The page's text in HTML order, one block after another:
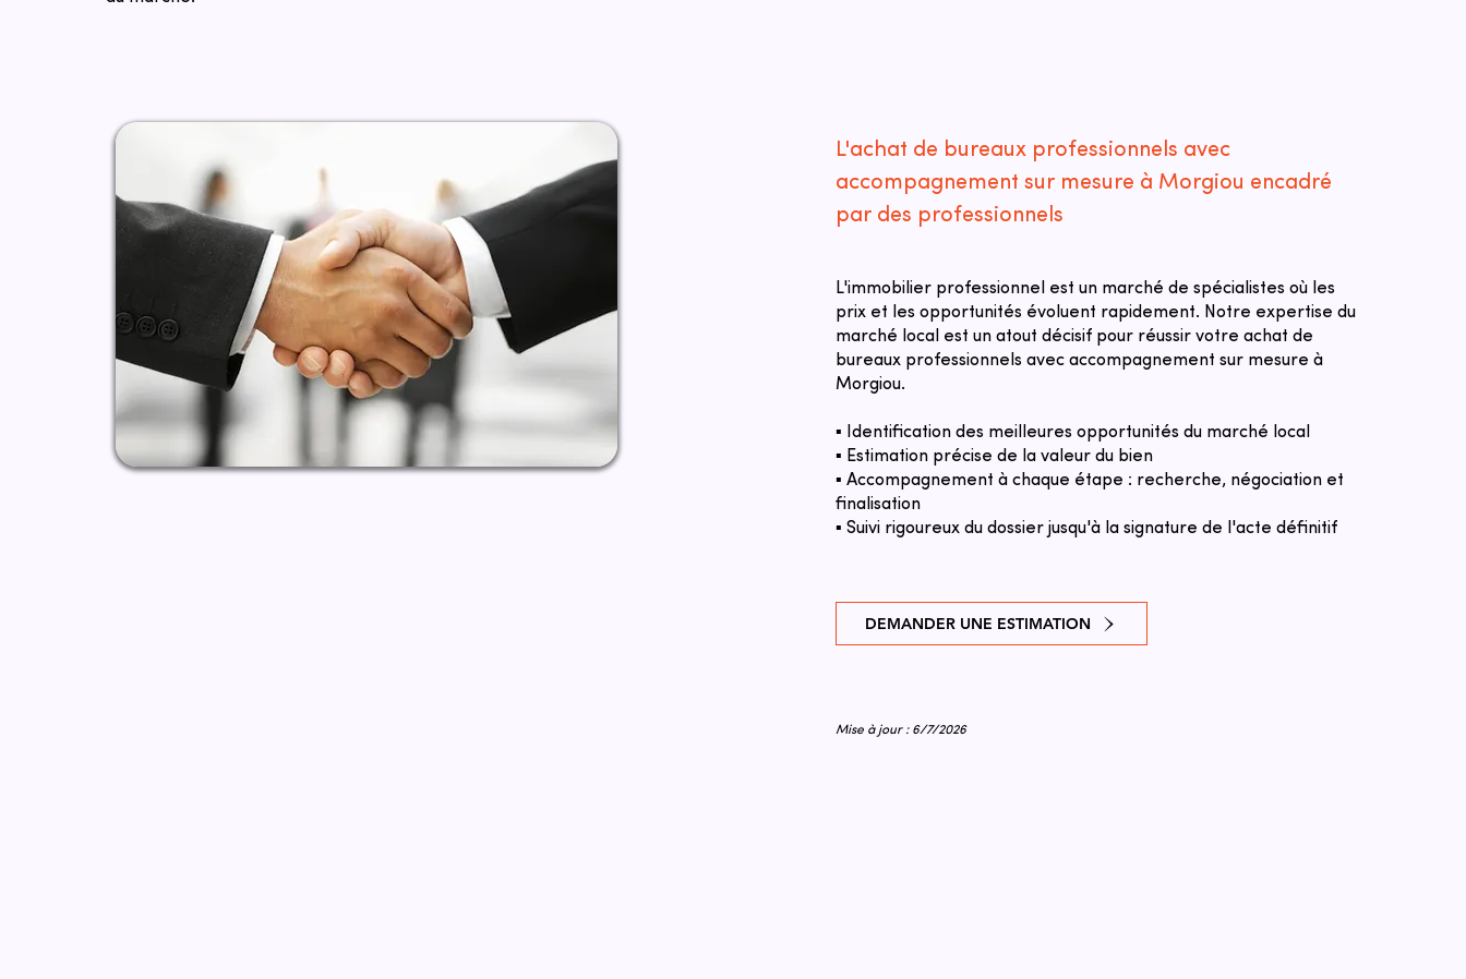
L'achat de bureaux professionnels avec
accompagnement sur mesure à Morgiou encadré
par des professionnels
L'immobilier professionnel est un marché de spécialistes où les
prix et les opportunités évoluent rapidement. Notre expertise du
marché local est un atout décisif pour réussir votre achat de
bureaux professionnels avec accompagnement sur mesure à
Morgiou.
▪ Identification des meilleures opportunités du marché local
▪ Estimation précise de la valeur du bien
▪ Accompagnement à chaque étape : recherche, négociation et
finalisation
▪ Suivi rigoureux du dossier jusqu'à la signature de l'acte définitif
DEMANDER UNE ESTIMATION
Mise à jour : 6/7/2026